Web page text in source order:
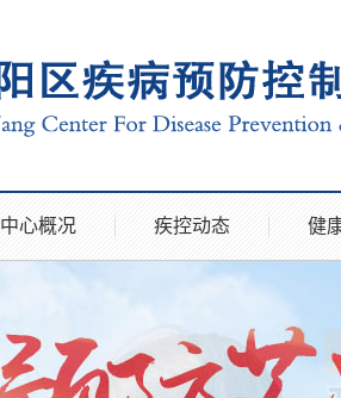
中心概况 疾控动态 健